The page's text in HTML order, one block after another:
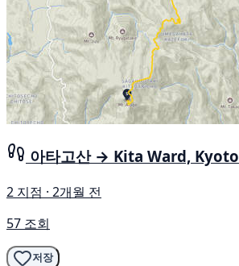
아타고산 → Kita Ward, Kyoto
2 지점 · 2개월 전
57 조회
저장